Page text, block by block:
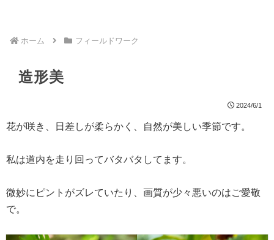
ホーム フィールドワーク
造形美
2024/6/1
花が咲き、日差しが柔らかく、自然が美しい季節です。
私は道内を走り回ってバタバタしてます。
微妙にピントがズレていたり、画質が少々悪いのはご愛敬
で。